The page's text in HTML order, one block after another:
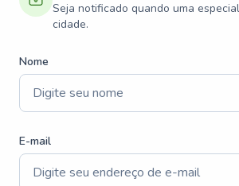
Seja notificado quando uma
cidade.
Nome
E-mail